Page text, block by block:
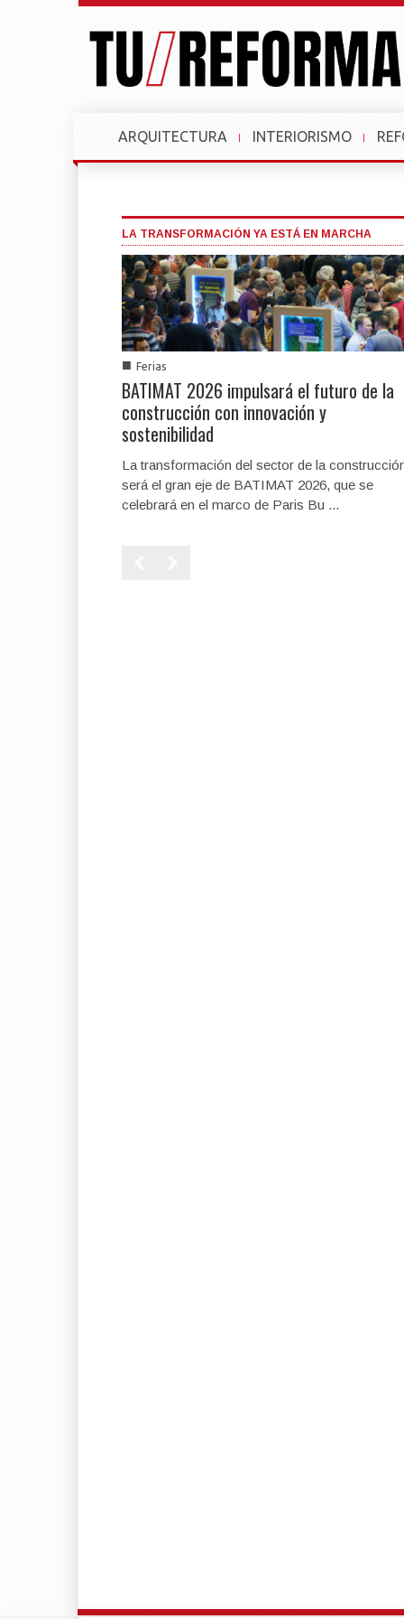
ARQUITECTURA INTERIORISMO
LA TRANSFORMACIÓN YA ESTÁ EN MARCHA
■ Ferias
BATIMAT 2026 impulsará el futuro de la
construcción con innovación y
sostenibilidad
La transformación del sector de la
será el gran eje de BATIMAT 2026, que se
celebrará en el marco de Paris Bu ...